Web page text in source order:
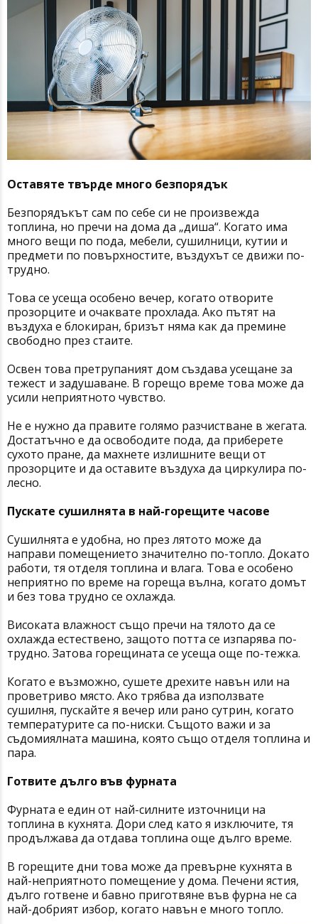
Оставяте твърде много безпорядък
Безпорядъкът сам по себе си не произвежда
топлина, но пречи на дома да „диша“. Когато има
много вещи по пода, мебели, сушилници, кутии и
предмети по повърхностите, въздухът се движи по-
трудно.
Това се усеща особено вечер, когато отворите
прозорците и очаквате прохлада. Ако пътят на
въздуха е блокиран, бризът няма как да премине
свободно през стаите.
Освен това претрупаният дом създава усещане за
тежест и задушаване. В горещо време това може да
усили неприятното чувство.
Не е нужно да правите голямо разчистване в жегата.
Достатъчно е да освободите пода, да приберете
сухото пране, да махнете излишните вещи от
прозорците и да оставите въздуха да циркулира по-
лесно.
Пускате сушилнята в най-горещите часове
Сушилнята е удобна, но през лятото може да
направи помещението значително по-топло. Докато
работи, тя отделя топлина и влага. Това е особено
неприятно по време на гореща вълна, когато домът
и без това трудно се охлажда.
Високата влажност също пречи на тялото да се
охлажда естествено, защото потта се изпарява по-
трудно. Затова горещината се усеща още по-тежка.
Когато е възможно, сушете дрехите навън или на
проветриво място. Ако трябва да използвате
сушилня, пускайте я вечер или рано сутрин, когато
температурите са по-ниски. Същото важи и за
съдомиялната машина, която също отделя топлина и
пара.
Готвите дълго във фурната
Фурната е един от най-силните източници на
топлина в кухнята. Дори след като я изключите, тя
продължава да отдава топлина още дълго време.
В горещите дни това може да превърне кухнята в
най-неприятното помещение у дома. Печени ястия,
дълго готвене и бавно приготвяне във фурна не са
най-добрият избор, когато навън е много топло.